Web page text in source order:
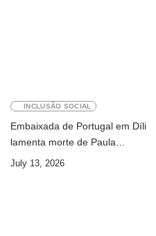
INCLUSÃO SOCIAL
Embaixada de Portugal em Díli
lamenta morte de Paula
Ferreira Pinto
July 13, 2026